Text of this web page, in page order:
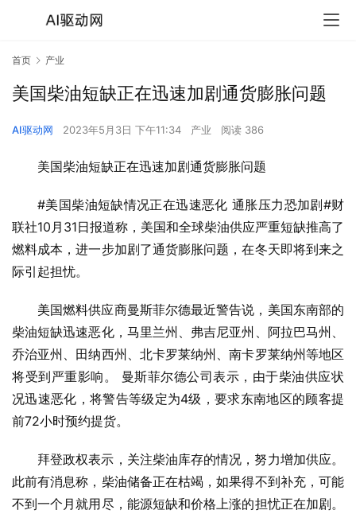
首页 产业
美国柴油短缺正在迅速加剧通货膨胀问题
AI驱动网 2023年5月3日 下午11:34 产业 阅读 386
美国柴油短缺正在迅速加剧通货膨胀问题
#美国柴油短缺情况正在迅速恶化 通胀压力恐加剧#财
联社10月31日报道称，美国和全球柴油供应严重短缺推高了
燃料成本，进一步加剧了通货膨胀问题，在冬天即将到来之
际引起担忧。
美国燃料供应商曼斯菲尔德最近警告说，美国东南部的
柴油短缺迅速恶化，马里兰州、弗吉尼亚州、阿拉巴马州、
乔治亚州、田纳西州、北卡罗莱纳州、南卡罗莱纳州等地区
将受到严重影响。 曼斯菲尔德公司表示，由于柴油供应状
况迅速恶化，将警告等级定为4级，要求东南地区的顾客提
前72小时预约提货。
拜登政权表示，关注柴油库存的情况，努力增加供应。
此前有消息称，柴油储备正在枯竭，如果得不到补充，可能
不到一个月就用尽，能源短缺和价格上涨的担忧正在加剧。